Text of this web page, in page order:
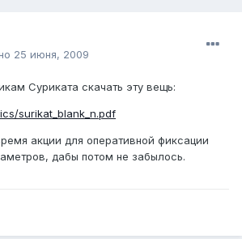
25 июня, 2009
Суриката скачать эту вещь:
surikat_blank_n.pdf
акции для оперативной фиксации
дабы потом не забылось.